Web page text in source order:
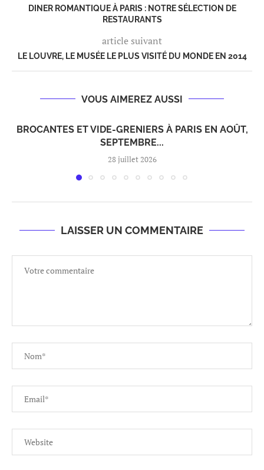
DINER ROMANTIQUE À PARIS : NOTRE SÉLECTION DE
RESTAURANTS
article suivant
LE LOUVRE, LE MUSÉE LE PLUS VISITÉ DU MONDE EN 2014
VOUS AIMEREZ AUSSI
BROCANTES ET VIDE-GRENIERS À PARIS EN AOÛT,
SEPTEMBRE...
28 juillet 2026
LAISSER UN COMMENTAIRE